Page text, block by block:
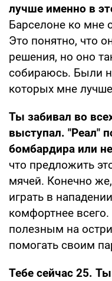
лучше именно в
Барселоне ко мне
Это понятно, что
решения, но оно
собираюсь. Были
которых мне
Ты забивал во
выступал. "Реал"
бомбардира или
что предложить
мячей. Конечно
играть в
комфортнее
полезным на
помогать своим
Тебе сейчас 25.